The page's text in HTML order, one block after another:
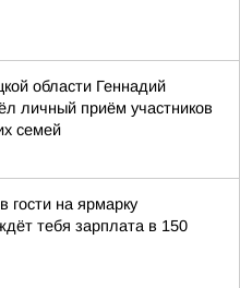
области Геннадий
личный приём участников
семей
гости на ярмарку
тебя зарплата в 150